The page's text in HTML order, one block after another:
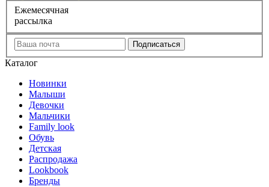
Ежемесячная
рассылка
Каталог
Новинки
Малыши
Девочки
Мальчики
Family look
Обувь
Детская
Распродажа
Lookbook
Бренды